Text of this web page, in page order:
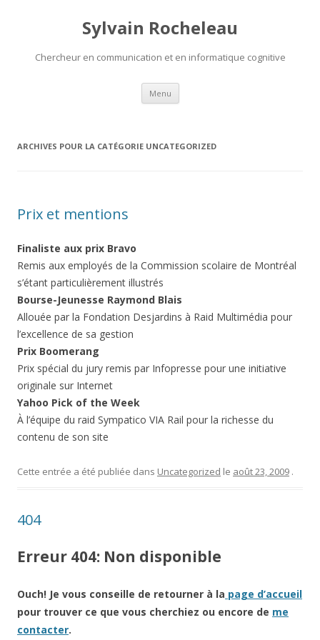
Sylvain Rocheleau
Chercheur en communication et en informatique cognitive
Menu Aller au contenu principal
ARCHIVES POUR LA CATÉGORIE UNCATEGORIZED
Prix et mentions
Finaliste aux prix Bravo
Remis aux employés de la Commission scolaire de Montréal
s’étant particulièrement illustrés
Bourse-Jeunesse Raymond Blais
Allouée par la Fondation Desjardins à Raid Multimédia pour
l’excellence de sa gestion
Prix Boomerang
Prix spécial du jury remis par Infopresse pour une initiative
originale sur Internet
Yahoo Pick of the Week
À l’équipe du raid Sympatico VIA Rail pour la richesse du
contenu de son site
Cette entrée a été publiée dans Uncategorized le août 23, 2009 .
404
Erreur 404: Non disponible
Ouch! Je vous conseille de retourner à la page d’accueil
pour trouver ce que vous cherchiez ou encore de me
contacter.